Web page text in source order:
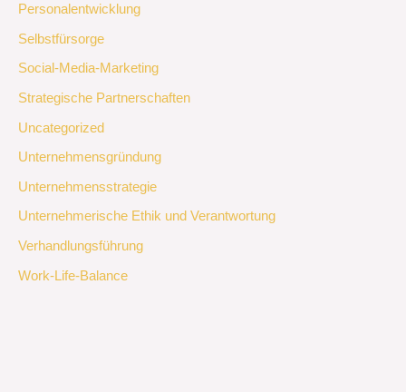
Personalentwicklung
Selbstfürsorge
Social-Media-Marketing
Strategische Partnerschaften
Uncategorized
Unternehmensgründung
Unternehmensstrategie
Unternehmerische Ethik und Verantwortung
Verhandlungsführung
Work-Life-Balance